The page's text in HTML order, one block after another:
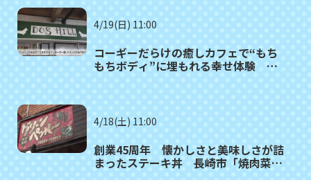
4/19(日) 11:00
コーギーだらけの癒しカフェで“もち
もちボディ”に埋もれる幸せ体験 東
4/18(土) 11:00
創業45周年 懐かしさと美味しさが詰
まったステーキ丼 長崎市「焼肉菜館